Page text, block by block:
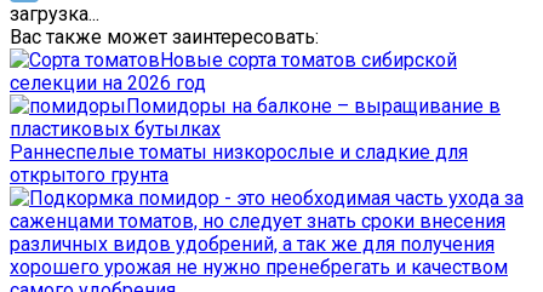
загрузка...
Вас также может заинтересовать:
Новые сорта томатов сибирской
селекции на 2026 год
Помидоры на балконе – выращивание в
пластиковых бутылках
Раннеспелые томаты низкорослые и сладкие для
открытого грунта